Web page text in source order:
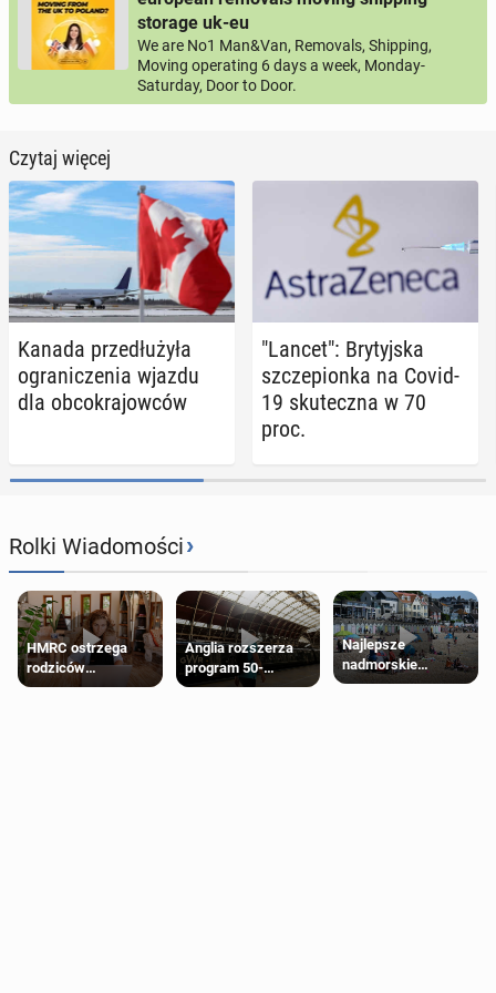
storage uk-eu
We are No1 Man&Van, Removals, Shipping,
Moving operating 6 days a week, Monday-
Saturday, Door to Door.
Czytaj więcej
Kanada prze­dłu­ży­ła
ogra­ni­cze­nia wjazdu
dla ob­co­kra­jow­ców
"Lancet": Bry­tyj­ska
szcze­pion­ka na Covid-
19 sku­tecz­na w 70
proc.
Rolki Wiadomości›
HMRC ostrzega
rodziców
pobierających Child
Anglia rozszerza
program 50-
procentowych
Najlepsze
nadmorskie
miasteczko blisko